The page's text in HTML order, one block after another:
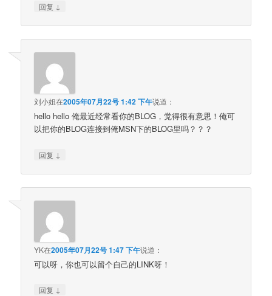
回复 ↓
刘小姐在2005年07月22号 1:42 下午说道：
hello hello 俺最近经常看你的BLOG，觉得很有意思！俺可
以把你的BLOG连接到俺MSN下的BLOG里吗？？？
回复 ↓
YK在2005年07月22号 1:47 下午说道：
可以呀，你也可以留个自己的LINK呀！
回复 ↓